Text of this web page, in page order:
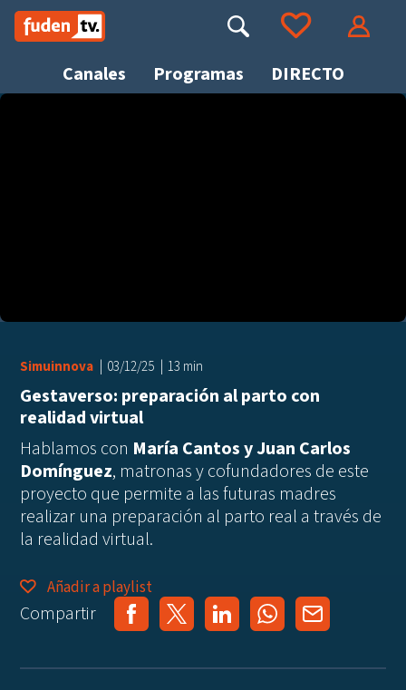
Saltar
contenido
Canales Programas DIRECTO
Buscar Ir a tus favoritos
Simuinnova 03/12/25 13 min
Gestaverso: preparación al parto con
realidad virtual
Hablamos con María Cantos y Juan Carlos
Domínguez, matronas y cofundadores de este
proyecto que permite a las futuras madres
realizar una preparación al parto real a través de
la realidad virtual.
Añadir a playlist
Compartir